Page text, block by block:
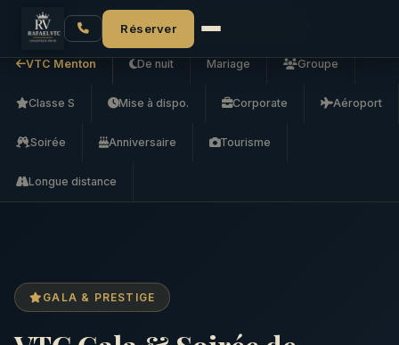
Réserver
Accueil VTC Menton
VTC Menton De nuit Mariage Groupe
Classe S Mise à dispo. Corporate Aéroport
Soirée Anniversaire Tourisme
Longue distance
GALA & PRESTIGE